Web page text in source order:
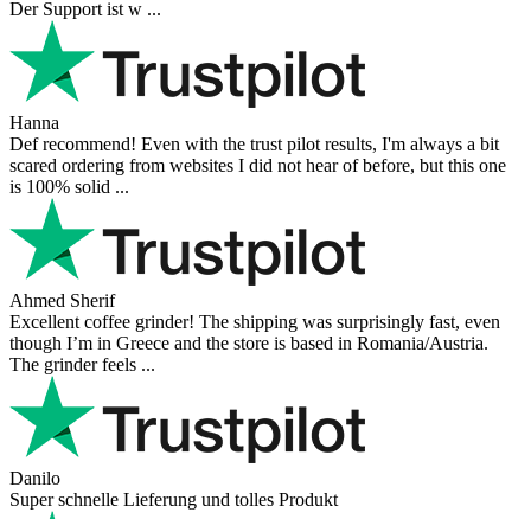
Der Support ist w ...
Hanna
Def recommend! Even with the trust pilot results, I'm always a bit
scared ordering from websites I did not hear of before, but this one
is 100% solid ...
Ahmed Sherif
Excellent coffee grinder! The shipping was surprisingly fast, even
though I’m in Greece and the store is based in Romania/Austria.
The grinder feels ...
Danilo
Super schnelle Lieferung und tolles Produkt